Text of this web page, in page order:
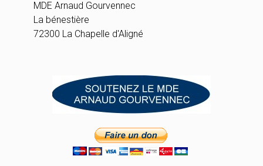
MDE Arnaud Gourvennec
La bénestière
72300 La Chapelle d'Aligné